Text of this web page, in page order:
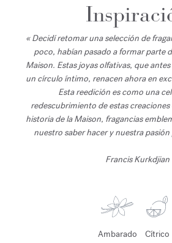
« Decidí retomar una selección de
poco, habían pasado a formar parte
Maison. Estas joyas olfativas, que
un círculo íntimo, renacen ahora en
Esta reedición es como una
redescubrimiento de estas
historia de la Maison, fragancias
nuestro saber hacer y nuestra
Francis Kurkdjian
Ambarado Cítrico